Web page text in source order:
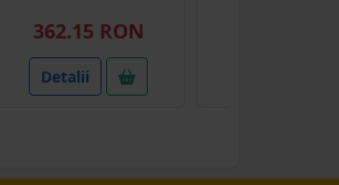
362.15 RON
Detalii